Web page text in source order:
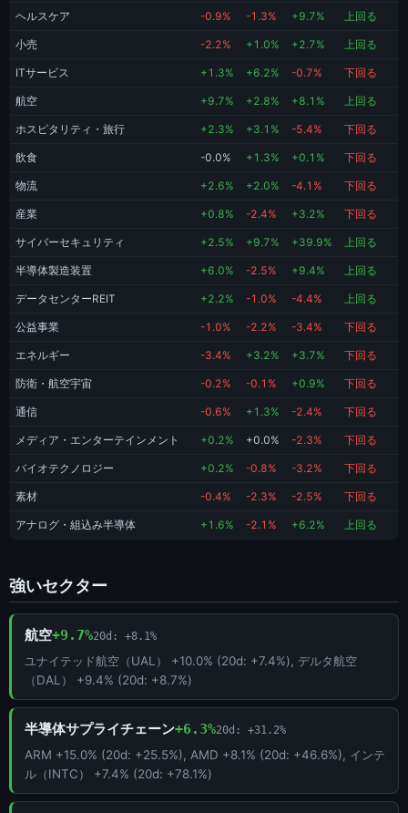
ヘルスケア -0.9% -1.3% +9.7% 上回る
小売 -2.2% +1.0% +2.7% 上回る
ITサービス +1.3% +6.2% -0.7% 下回る
航空 +9.7% +2.8% +8.1% 上回る
ホスピタリティ・旅行 +2.3% +3.1% -5.4% 下回る
飲食 -0.0% +1.3% +0.1% 下回る
物流 +2.6% +2.0% -4.1% 下回る
産業 +0.8% -2.4% +3.2% 下回る
サイバーセキュリティ +2.5% +9.7% +39.9% 上回る
半導体製造装置 +6.0% -2.5% +9.4% 上回る
データセンターREIT +2.2% -1.0% -4.4% 上回る
公益事業 -1.0% -2.2% -3.4% 下回る
エネルギー -3.4% +3.2% +3.7% 下回る
防衛・航空宇宙 -0.2% -0.1% +0.9% 下回る
通信 -0.6% +1.3% -2.4% 下回る
メディア・エンターテインメント +0.2% +0.0% -2.3% 下回る
バイオテクノロジー +0.2% -0.8% -3.2% 下回る
素材 -0.4% -2.3% -2.5% 下回る
アナログ・組込み半導体 +1.6% -2.1% +6.2% 上回る
強いセクター
航空+9.7%20d: +8.1%
ユナイテッド航空（UAL） +10.0% (20d: +7.4%), デルタ航空
（DAL） +9.4% (20d: +8.7%)
半導体サプライチェーン+6.3%20d: +31.2%
ARM +15.0% (20d: +25.5%), AMD +8.1% (20d: +46.6%), インテ
ル（INTC） +7.4% (20d: +78.1%)